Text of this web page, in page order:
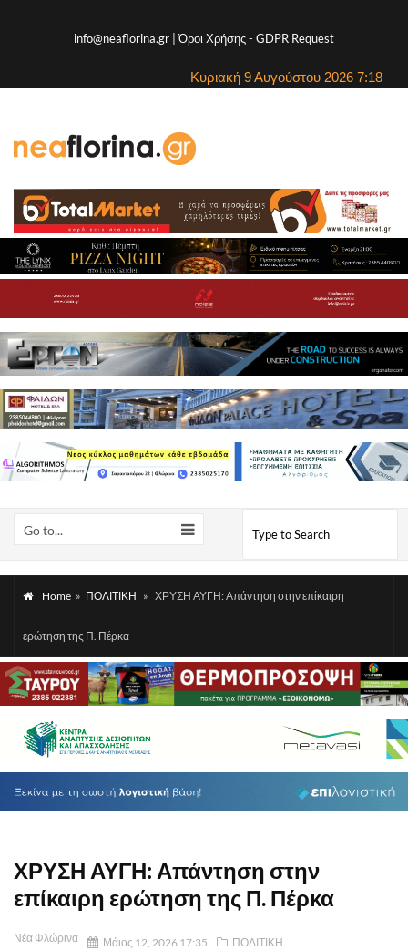
info@neaflorina.gr |Όροι Χρήσης- GDPR Request
Κυριακή 9 Αυγούστου 2026 7:18
Go to...
Home » ΠΟΛΙΤΙΚΗ » ΧΡΥΣΗ ΑΥΓΗ: Απάντηση στην επίκαιρη
ερώτηση της Π. Πέρκα
ΧΡΥΣΗ ΑΥΓΗ: Απάντηση στην
επίκαιρη ερώτηση της Π. Πέρκα
Νέα Φλώρινα Μάιος 12, 2026 17:35 ΠΟΛΙΤΙΚΗ